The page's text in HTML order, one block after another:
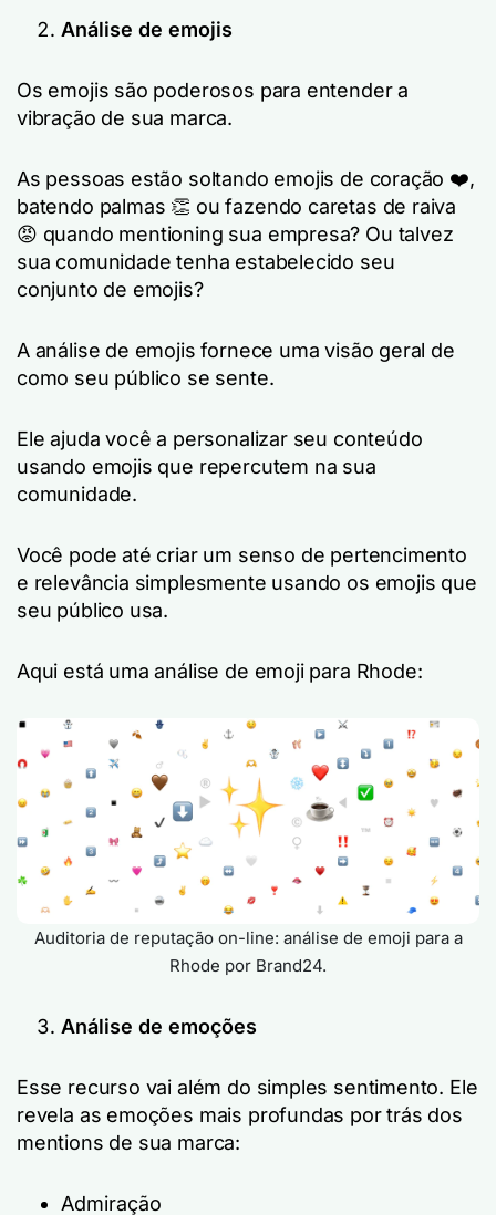
Análise de emojis
Os emojis são poderosos para entender a
vibração de sua marca.
As pessoas estão soltando emojis de coração ❤️,
batendo palmas 👏 ou fazendo caretas de raiva
😡 quando mentioning sua empresa? Ou talvez
sua comunidade tenha estabelecido seu
conjunto de emojis?
A análise de emojis fornece uma visão geral de
como seu público se sente.
Ele ajuda você a personalizar seu conteúdo
usando emojis que repercutem na sua
comunidade.
Você pode até criar um senso de pertencimento
e relevância simplesmente usando os emojis que
seu público usa.
Aqui está uma análise de emoji para Rhode:
Auditoria de reputação on-line: análise de emoji para a
Rhode por Brand24.
Análise de emoções
Esse recurso vai além do simples sentimento. Ele
revela as emoções mais profundas por trás dos
mentions de sua marca:
Admiração